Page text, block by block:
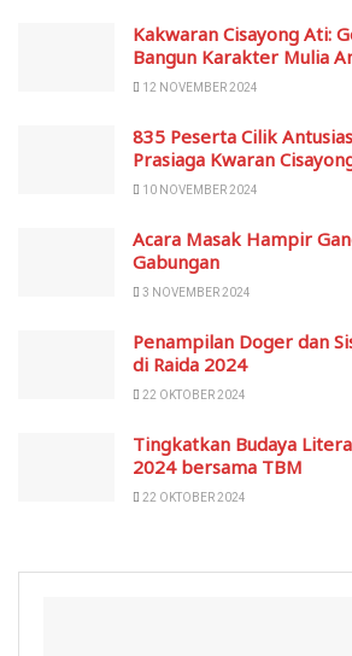
Kakwaran Cisayong Ati:
Bangun Karakter Mulia
12 NOVEMBER 2024
835 Peserta Cilik
Prasiaga Kwaran
10 NOVEMBER 2024
Acara Masak Hampir
Gabungan
3 NOVEMBER 2024
Penampilan Doger dan
di Raida 2024
22 OKTOBER 2024
Tingkatkan Budaya
2024 bersama TBM
22 OKTOBER 2024